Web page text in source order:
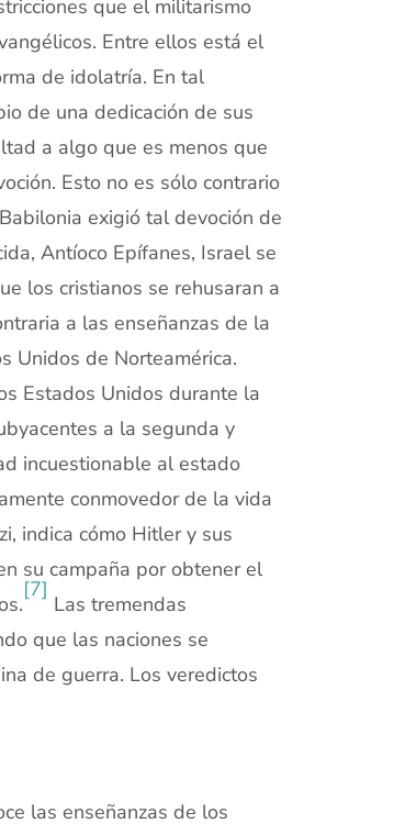
que el militarismo
Entre ellos está el
de idolatría. En tal
de una dedicación de sus
a algo que es menos que
Esto no es sólo contrario
exigió tal devoción de
Antíoco Epífanes, Israel se
los cristianos se rehusaran a
a las enseñanzas de la
Unidos de Norteamérica.
Estados Unidos durante la
a la segunda y
incuestionable al estado
conmovedor de la vida
indica cómo Hitler y sus
su campaña por obtener el
[7]
Las tremendas
que las naciones se
de guerra. Los veredictos
las enseñanzas de los